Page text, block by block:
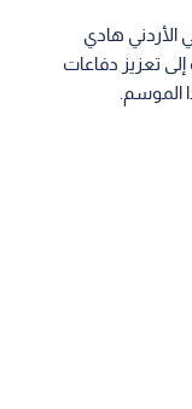
الأردني هادي
تعزيز دفاعات
الموسم.